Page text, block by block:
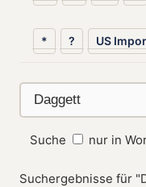
* ? US
Suche nur in
Suchergebnisse für